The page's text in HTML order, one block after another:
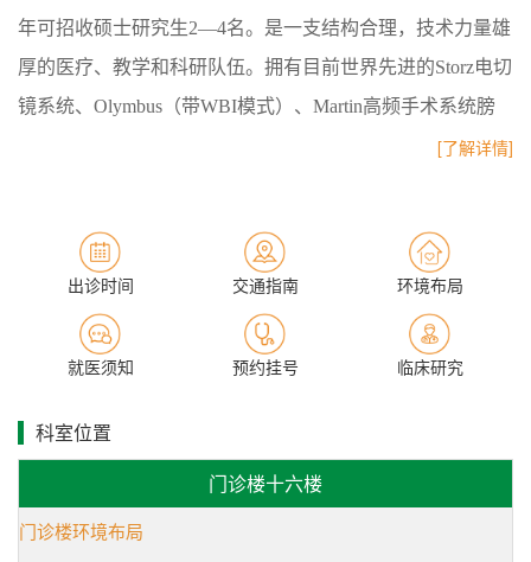
年可招收硕士研究生2—4名。是一支结构合理，技术力量雄
厚的医疗、教学和科研队伍。拥有目前世界先进的Storz电切
镜系统、Olymbus（带WBI模式）、Martin高频手术系统膀
术，能完成各类泌尿、男生殖系肿瘤的诊治，并且技术达到
性肾切除术治疗，与传统的开放手术相比具有创伤小、出血
少、恢复快而且美观的优点，并且多次举办省内腹腔镜手术
观摩学习班，得到了好评，也提高了我省腹腔镜技术水平。
我科是省内最早开展根治性膀胱全切除术及回肠膀胱术的单
位，在例数和疗效方面居于省内领先地位，有效的延长了肌
层浸润性膀胱癌生存期及生存质量。对于不明原因的血尿，
[了解详情]
出诊时间 交通指南 环境布局
就医须知 预约挂号 临床研究
科室位置
门诊楼十六楼
门诊楼环境布局